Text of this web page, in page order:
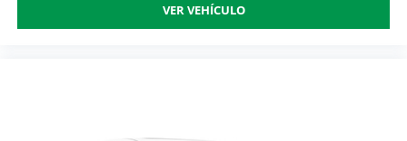
VER VEHÍCULO